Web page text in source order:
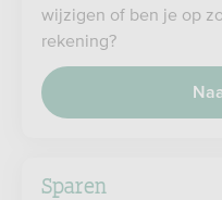
wijzigen of ben je op
rekening?
Sparen